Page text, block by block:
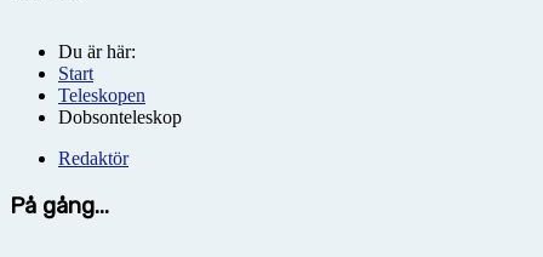
Du är här:
Start
Teleskopen
Dobsonteleskop
Redaktör
På gång...